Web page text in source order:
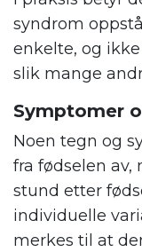
syndrom
enkelte, og
slik mange
Symptomer
Noen tegn og
fra fødselen av,
stund etter
individuelle
merkes til at